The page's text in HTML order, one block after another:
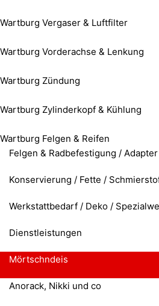
Wartburg Vergaser & Luftfilter
Wartburg Vorderachse & Lenkung
Wartburg Zündung
Wartburg Zylinderkopf & Kühlung
Wartburg Felgen & Reifen
Felgen & Radbefestigung /
Konservierung / Fette /
Werkstattbedarf / Deko /
Dienstleistungen
Mörtschndeis
Anorack, Nikki und co